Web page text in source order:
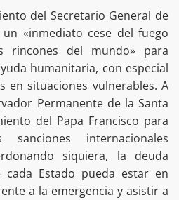
del Secretario General de
«inmediato cese del fuego
rincones del mundo» para
humanitaria, con especial
en situaciones vulnerables. A
Permanente de la Santa
del Papa Francisco para
internacionales
siquiera, la deuda
Estado pueda estar en
a la emergencia y asistir a